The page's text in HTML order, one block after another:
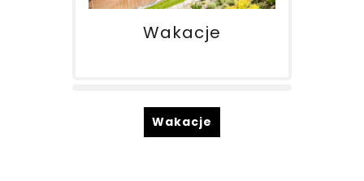
Wakacje
Wakacje